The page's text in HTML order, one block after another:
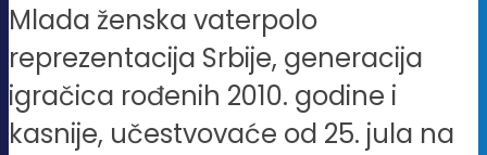
Mlada ženska vaterpolo
reprezentacija Srbije, generacija
igračica rođenih 2010. godine i
kasnije, učestvovaće od 25. jula na